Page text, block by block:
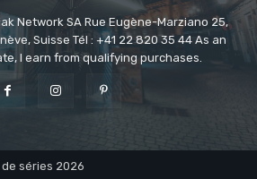
Network SA Rue Eugène-Marziano 25,
Suisse Tél : +41 22 820 35 44 As an
I earn from qualifying purchases.
séries 2026